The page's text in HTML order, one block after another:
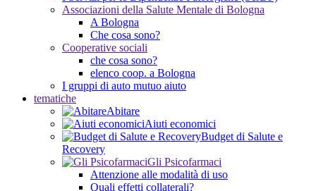
Associazioni della Salute Mentale di Bologna
A Bologna
Che cosa sono?
Cooperative sociali
che cosa sono?
elenco coop. a Bologna
I gruppi di auto mutuo aiuto
tematiche
Abitare
Aiuti economici
Budget di Salute e
Recovery
Gli Psicofarmaci
Attenzione alle modalità di uso
Quali effetti collaterali?